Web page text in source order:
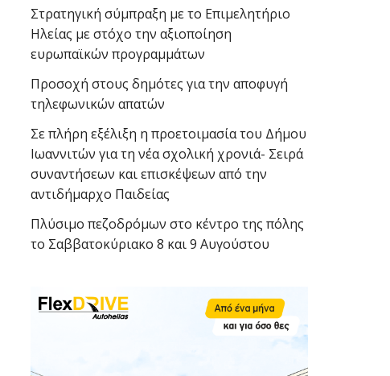
Στρατηγική σύμπραξη με το Επιμελητήριο
Ηλείας με στόχο την αξιοποίηση
ευρωπαϊκών προγραμμάτων
Προσοχή στους δημότες για την αποφυγή
τηλεφωνικών απατών
Σε πλήρη εξέλιξη η προετοιμασία του Δήμου
Ιωαννιτών για τη νέα σχολική χρονιά- Σειρά
συναντήσεων και επισκέψεων από την
αντιδήμαρχο Παιδείας
Πλύσιμο πεζοδρόμων στο κέντρο της πόλης
το Σαββατοκύριακο 8 και 9 Αυγούστου